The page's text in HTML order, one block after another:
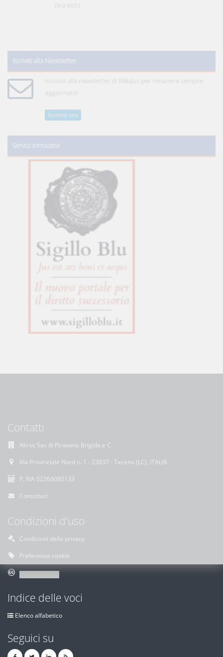
(iva incl.)
Iscriviti alla Newsletter
Iscriviti alla newsletter di WikiJus per rimanere sempre
aggiornato!
Iscriviti ora
Servizi innovativi
Contatti
Akros Sas di Pirovano Brigida e C.
Via Provinciale Nord n. 1 - 23837 - Taceno (LC), ITALIA
P. IVA 02263080133
Contattaci
Condizioni d'uso
Condizioni della privacy
Preferenze cookie
Indice delle voci
Elenco alfabetico
Seguici su